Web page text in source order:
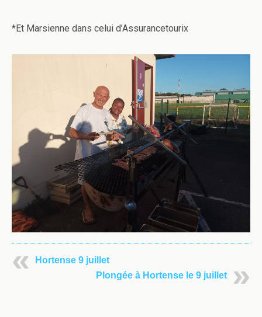
*Et Marsienne dans celui d’Assurancetourix
Hortense 9 juillet
Plongée à Hortense le 9 juillet